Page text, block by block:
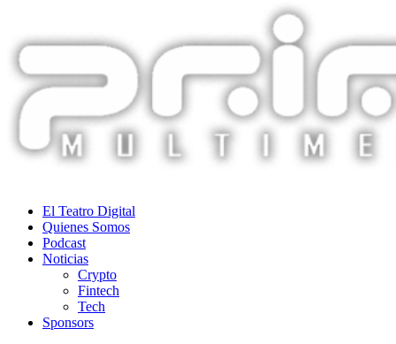
El Teatro Digital
Quienes Somos
Podcast
Noticias
Crypto
Fintech
Tech
Sponsors